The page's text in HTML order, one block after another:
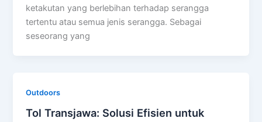
ketakutan yang berlebihan terhadap serangga
tertentu atau semua jenis serangga. Sebagai
seseorang yang
Outdoors
Tol Transjawa: Solusi Efisien untuk